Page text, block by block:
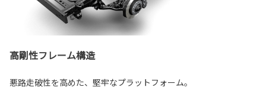
高剛性フレーム構造
悪路走破性を高めた、堅牢なプラットフォーム。